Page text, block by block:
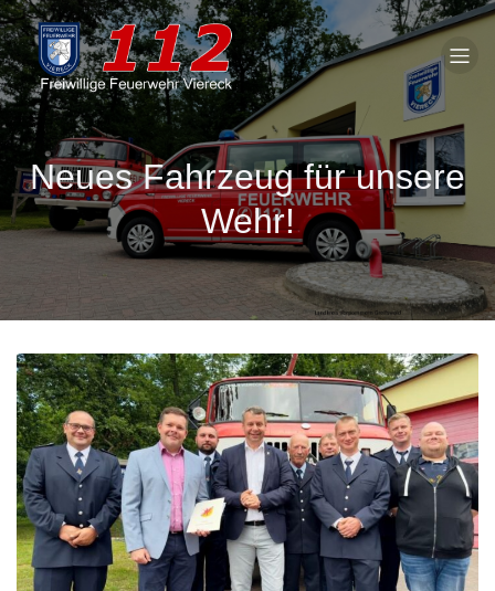
Neues Fahrzeug für unsere
Wehr!